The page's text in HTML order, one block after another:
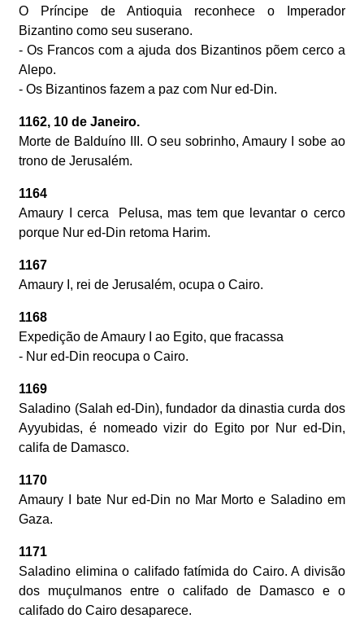
O Príncipe de Antioquia reconhece o Imperador
Bizantino como seu suserano.
- Os Francos com a ajuda dos Bizantinos põem cerco a
Alepo.
- Os Bizantinos fazem a paz com Nur ed-Din.
1162, 10 de Janeiro.
Morte de Balduíno III. O seu sobrinho, Amaury I sobe ao
trono de Jerusalém.
1164
Amaury I cerca Pelusa, mas tem que levantar o cerco
porque Nur ed-Din retoma Harim.
1167
Amaury I, rei de Jerusalém, ocupa o Cairo.
1168
Expedição de Amaury I ao Egito, que fracassa
- Nur ed-Din reocupa o Cairo.
1169
Saladino (Salah ed-Din), fundador da dinastia curda dos
Ayyubidas, é nomeado vizir do Egito por Nur ed-Din,
califa de Damasco.
1170
Amaury I bate Nur ed-Din no Mar Morto e Saladino em
Gaza.
1171
Saladino elimina o califado fatímida do Cairo. A divisão
dos muçulmanos entre o califado de Damasco e o
califado do Cairo desaparece.